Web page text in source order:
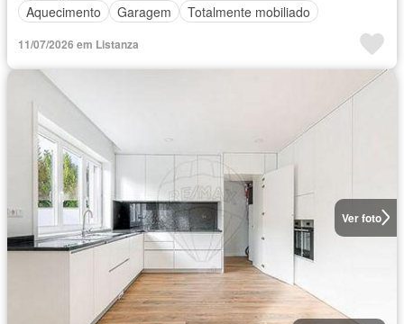
Aquecimento
Garagem Totalmente mobiliado
11/07/2026 em Listanza
Ver foto